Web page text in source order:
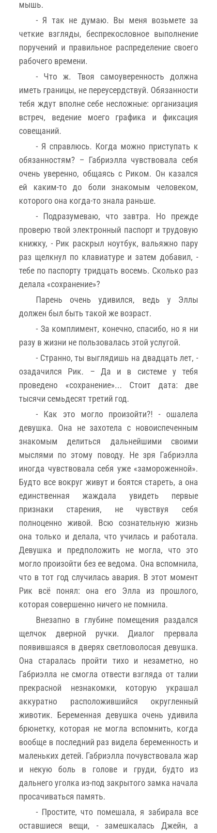
мышь.
- Я так не думаю. Вы меня возьмете за
четкие взгляды, беспрекословное выполнение
поручений и правильное распределение своего
рабочего времени.
- Что ж. Твоя самоуверенность должна
иметь границы, не переусердствуй. Обязанности
тебя ждут вполне себе несложные: организация
встреч, ведение моего графика и фиксация
совещаний.
- Я справлюсь. Когда можно приступать к
обязанностям? – Габриэлла чувствовала себя
очень уверенно, общаясь с Риком. Он казался
ей каким-то до боли знакомым человеком,
которого она когда-то знала раньше.
- Подразумеваю, что завтра. Но прежде
проверю твой электронный паспорт и трудовую
книжку, - Рик раскрыл ноутбук, вальяжно пару
раз щелкнул по клавиатуре и затем добавил, -
тебе по паспорту тридцать восемь. Сколько раз
делала «сохранение»?
Парень очень удивился, ведь у Эллы
должен был быть такой же возраст.
- За комплимент, конечно, спасибо, но я ни
разу в жизни не пользовалась этой услугой.
- Странно, ты выглядишь на двадцать лет, -
озадачился Рик. – Да и в системе у тебя
проведено «сохранение»... Стоит дата: две
тысячи семьдесят третий год.
- Как это могло произойти?! - ошалела
девушка. Она не захотела с новоиспеченным
знакомым делиться дальнейшими своими
мыслями по этому поводу. Не зря Габриэлла
иногда чувствовала себя уже «замороженной».
Будто все вокруг живут и боятся стареть, а она
единственная жаждала увидеть первые
признаки старения, не чувствуя себя
полноценно живой. Всю сознательную жизнь
она только и делала, что училась и работала.
Девушка и предположить не могла, что это
могло произойти без ее ведома. Она вспомнила,
что в тот год случилась авария. В этот момент
Рик всё понял: она его Элла из прошлого,
которая совершенно ничего не помнила.
Внезапно в глубине помещения раздался
щелчок дверной ручки. Диалог прервала
появившаяся в дверях светловолосая девушка.
Она старалась пройти тихо и незаметно, но
Габриэлла не смогла отвести взгляда от талии
прекрасной незнакомки, которую украшал
аккуратно расположившийся округленный
животик. Беременная девушка очень удивила
брюнетку, которая не могла вспомнить, когда
вообще в последний раз видела беременность и
маленьких детей. Габриэлла почувствовала жар
и некую боль в голове и груди, будто из
дальнего уголка из-под закрытого замка начала
просачиваться память.
- Простите, что помешала, я забирала все
оставшиеся вещи, - замешкалась Джейн, а